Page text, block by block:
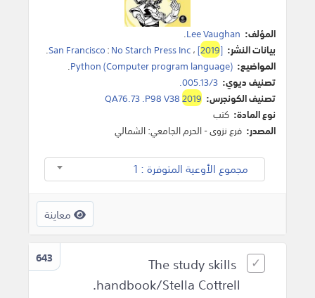
المؤلف: Lee Vaughan
.
بيانات النشر:
San Francisco:No Starch Press Inc،[2019]
.
المواضيع: Python (Computer program language)
.
تصنيف ديوي: 005.13/3.
تصنيف الكونجرس:
QA76.73 .P98 V382019
نوع المادة: كتب
المصدر: فرع نزوى - الحرم الجامعي: الشمالي
مجموع الأوعية المتوفرة : 1
معاينة
643
The study skills
handbook/Stella Cottrell.